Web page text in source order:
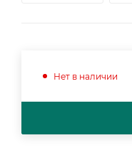
Нет в наличии